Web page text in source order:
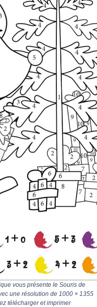
vous présente le Souris de
une résolution de 1000 × 1355
télécharger et imprimer